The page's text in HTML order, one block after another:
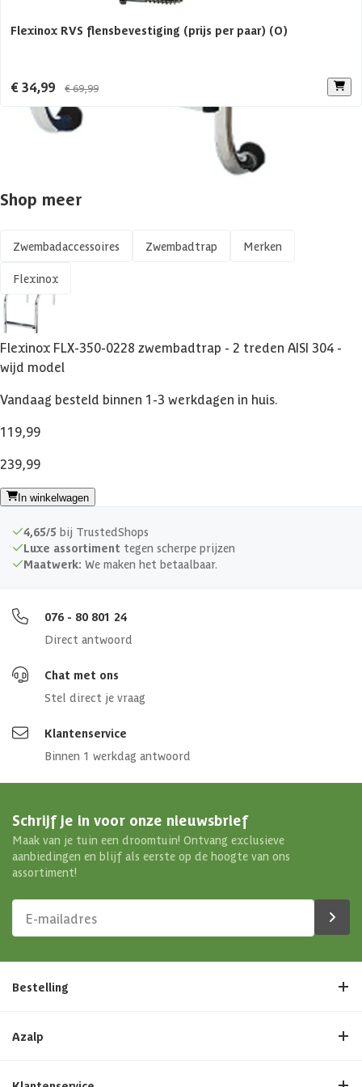
Flexinox RVS flensbevestiging (prijs per paar) (O)
€ 34,99 € 69,99
Shop meer
Zwembadaccessoires Zwembadtrap Merken
Flexinox
Flexinox FLX-350-0228 zwembadtrap - 2 treden AISI 304 -
wijd model
Vandaag besteld binnen 1-3 werkdagen in huis.
119,99
239,99
In winkelwagen
4,65/5 bij TrustedShops
Luxe assortiment tegen scherpe prijzen
Maatwerk: We maken het betaalbaar.
076 - 80 801 24
Direct antwoord
Chat met ons
Stel direct je vraag
Klantenservice
Binnen 1 werkdag antwoord
Schrijf je in voor onze nieuwsbrief
Maak van je tuin een droomtuin! Ontvang exclusieve
aanbiedingen en blijf als eerste op de hoogte van ons
assortiment!
Bestelling
Azalp